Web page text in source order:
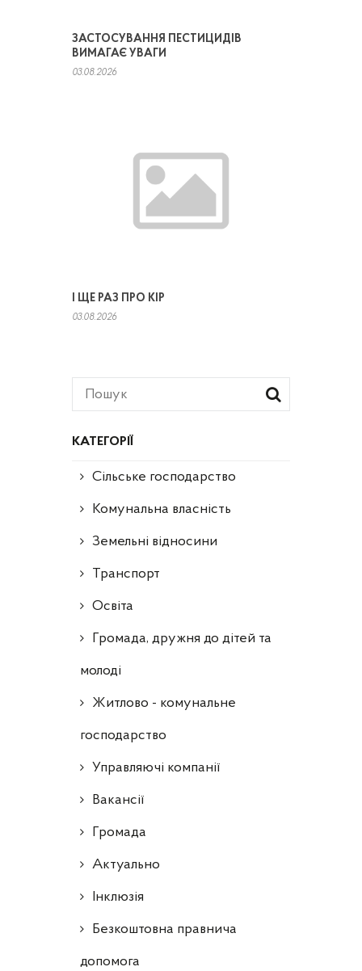
КАТЕГОРІЇ
Сільське господарство
Комунальна власність
Земельні відносини
Транспорт
Освіта
Громада, дружня до дітей та
молоді
Житлово - комунальне
господарство
Управляючі компанії
Ваканcії
Громада
Актуально
Інклюзія
Безкоштовна правнича
допомога
ЗАСТОСУВАННЯ ПЕСТИЦИДІВ
ВИМАГАЄ УВАГИ
03.08.2026
І ЩЕ РАЗ ПРО КІР
03.08.2026